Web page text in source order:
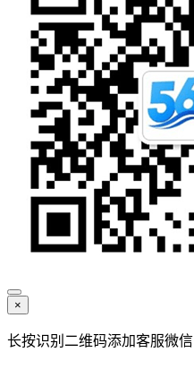
×
长按识别二维码添加客服微信